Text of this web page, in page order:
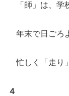
「師」は、学
年末で日ごろ
忙しく「走り
４